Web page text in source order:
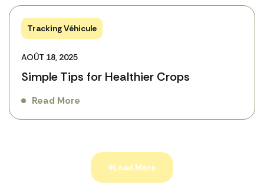
Tracking Véhicule
AOÛT 18, 2025
Simple Tips for Healthier Crops
Read More
Load More